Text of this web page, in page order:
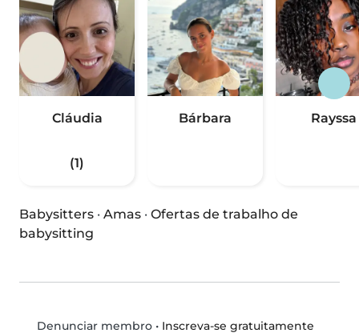
Cláudia
(1)
Bárbara Rayssa
Babysitters · Amas · Ofertas de trabalho de
babysitting
Denunciar membro• Inscreva-se gratuitamente